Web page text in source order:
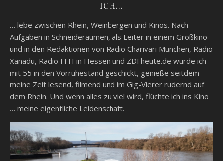
ICH…
… lebe zwischen Rhein, Weinbergen und Kinos. Nach
Aufgaben in Schneideräumen, als Leiter in einem Großkino
und in den Redaktionen von Radio Charivari München, Radio
Xanadu, Radio FFH in Hessen und ZDFheute.de wurde ich
mit 55 in den Vorruhestand geschickt, genieße seitdem
meine Zeit lesend, filmend und im Gig-Vierer rudernd auf
dem Rhein. Und wenn alles zu viel wird, flüchte ich ins Kino
… meine eigentliche Leidenschaft.
Video-
Player